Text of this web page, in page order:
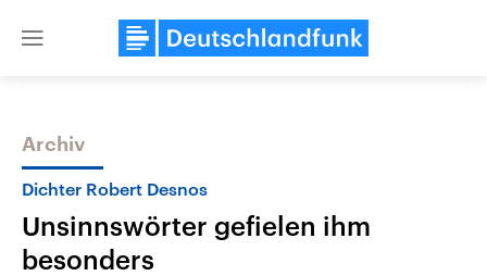
Close
Themen
Archiv
Dichter Robert Desnos
Unsinnswörter gefielen ihm
besonders